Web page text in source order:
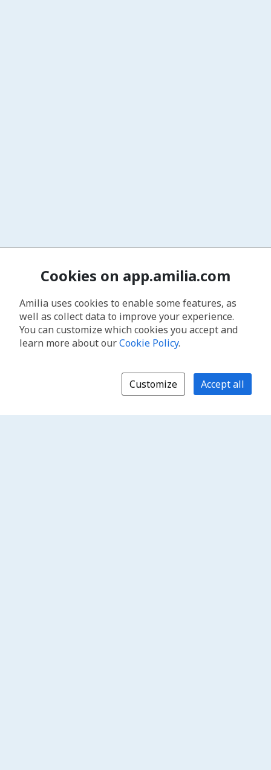
Cookies on app.amilia.com
Amilia uses cookies to enable some features, as
well as collect data to improve your experience.
You can customize which cookies you accept and
learn more about ourCookie Policy.
Customize Accept all